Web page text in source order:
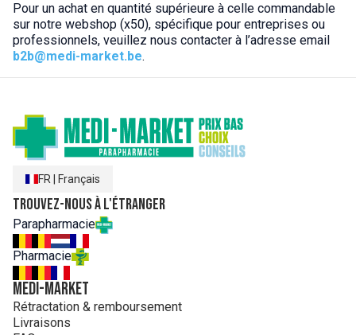
Pour un achat en quantité supérieure à celle commandable
sur notre webshop (x50), spécifique pour entreprises ou
professionnels, veuillez nous contacter à l’adresse email
b2b@medi-market.be.
FR Français
Trouvez-nous à l'étranger
Parapharmacie
Pharmacie
MEDI-MARKET
Rétractation & remboursement
Livraisons